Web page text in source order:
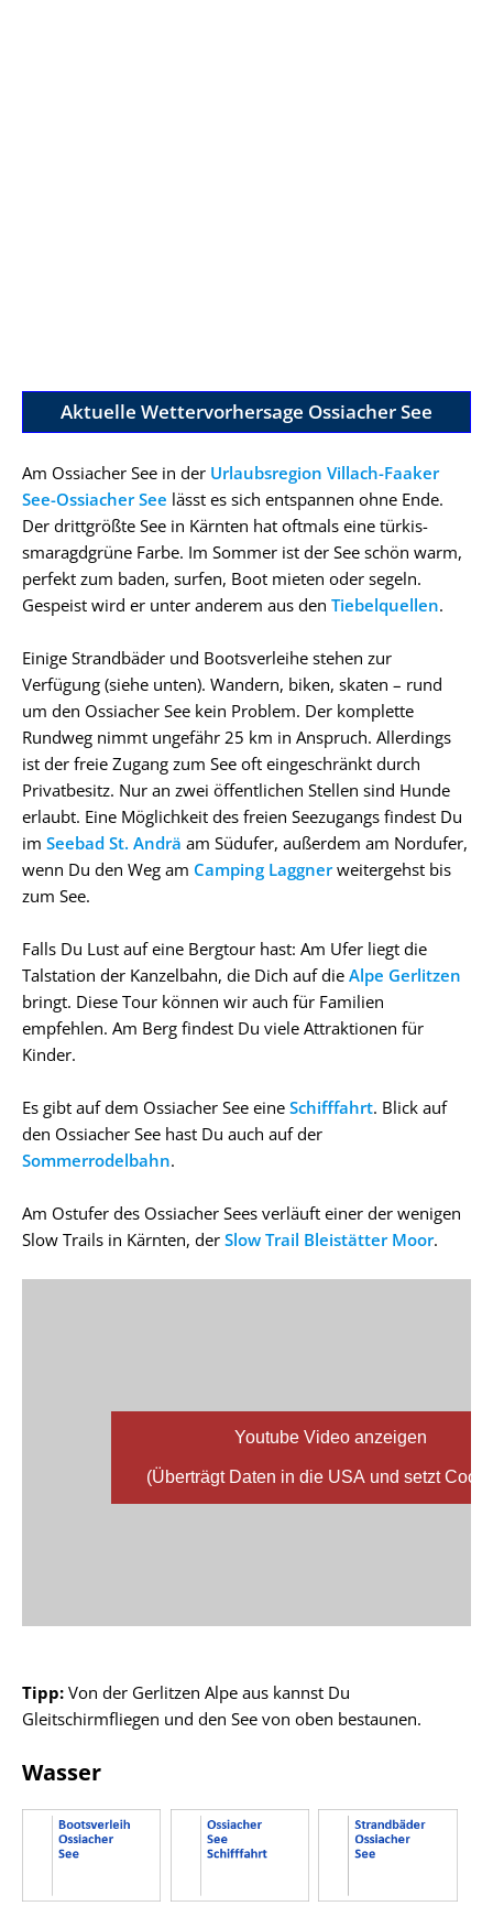
Aktuelle Wettervorhersage Ossiacher See
Am Ossiacher See in der Urlaubsregion Villach-Faaker
See-Ossiacher See lässt es sich entspannen ohne Ende.
Der drittgrößte See in Kärnten hat oftmals eine türkis-
smaragdgrüne Farbe. Im Sommer ist der See schön warm,
perfekt zum baden, surfen, Boot mieten oder segeln.
Gespeist wird er unter anderem aus den Tiebelquellen.
Einige Strandbäder und Bootsverleihe stehen zur
Verfügung (siehe unten). Wandern, biken, skaten – rund
um den Ossiacher See kein Problem. Der komplette
Rundweg nimmt ungefähr 25 km in Anspruch. Allerdings
ist der freie Zugang zum See oft eingeschränkt durch
Privatbesitz. Nur an zwei öffentlichen Stellen sind Hunde
erlaubt. Eine Möglichkeit des freien Seezugangs findest Du
im Seebad St. Andrä am Südufer, außerdem am Nordufer,
wenn Du den Weg am Camping Laggnerweitergehst bis
zum See.
Falls Du Lust auf eine Bergtour hast: Am Ufer liegt die
Talstation der Kanzelbahn, die Dich auf die Alpe Gerlitzen
bringt. Diese Tour können wir auch für Familien
empfehlen. Am Berg findest Du viele Attraktionen für
Kinder.
Es gibt auf dem Ossiacher See eine Schifffahrt. Blick auf
den Ossiacher See hast Du auch auf der
Sommerrodelbahn.
Am Ostufer des Ossiacher Sees verläuft einer der wenigen
Slow Trails in Kärnten, der Slow Trail Bleistätter Moor.
Youtube Video anzeigen
(Überträgt Daten in die USA und setzt
Tipp: Von der Gerlitzen Alpe aus kannst Du
Gleitschirmfliegen und den See von oben bestaunen.
Wasser